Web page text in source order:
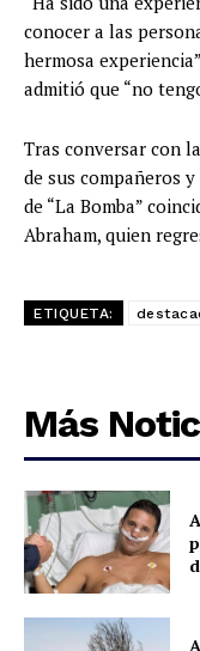
conocer a las
hermosa
admitió que “no
Tras conversar con
de sus compañeros
de “La Bomba”
Abraham, quien
ETIQUETA:
Más